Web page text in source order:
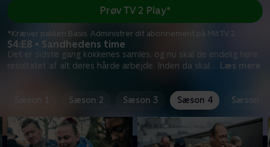
S4:E8 • Sandhedens time
Det er sidste gang kokkenes samles, og nu skal de endelig høre
resultatet af alt deres hårde arbejde. Inden da skal ... Læs mere
Prøv TV 2 Play*
*Kræver pakken Basis. Administrer dit abonnement på Mit TV 2.
Sæson 2 Sæson 3 Sæson 4 Sæson 5